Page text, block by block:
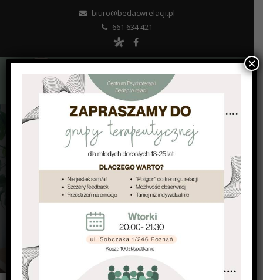
biuro@bedacwrelacji.pl
661 634 421
UMÓW WIZYTĘ
PSYCHOTERAPIA ONLINE
×